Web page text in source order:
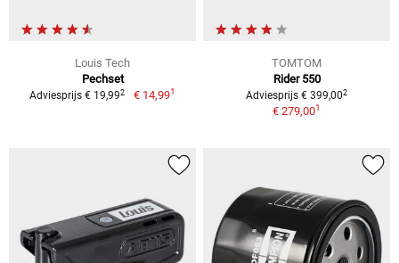
Louis Tech
Pechset
Adviesprijs € 19,992 € 14,991
TOMTOM
Rider 550
Adviesprijs € 399,002
€ 279,001